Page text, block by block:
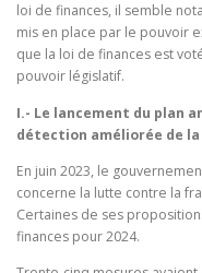
loi de finances, il semble
mis en place par le pouvoir
que la loi de finances est
pouvoir législatif.
I.- Le lancement du plan
détection améliorée de
En juin 2023, le
concerne la lutte contre la
Certaines de ses
finances pour 2024.